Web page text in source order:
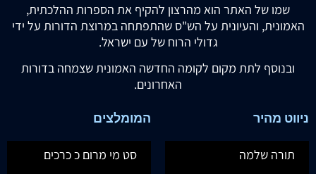
שמו של האתר הוא מהרצון להקיף את הספרות ההלכתית,
האמונית, והעיונית על הש"ס שהתפתחה במרוצת הדורות על ידי
גדולי הרוח של עם ישראל.
ובנוסף לתת מקום לקומה החדשה האמונית שצמחה בדורות
האחרונים.
ניווט מהיר
תורה שלמה
המומלצים
סט מי מרום כ כרכים